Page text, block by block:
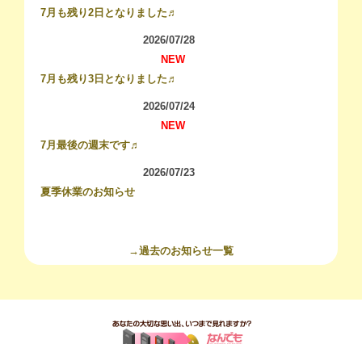
7月も残り2日となりました♬
2026/07/28
NEW
7月も残り3日となりました♬
2026/07/24
NEW
7月最後の週末です♬
2026/07/23
夏季休業のお知らせ
→過去のお知らせ一覧